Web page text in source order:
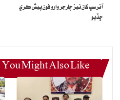
آنر سڀ کان تيز چارجر وارو فون پيش ڪري
ڇڏيو
You Might Also Like